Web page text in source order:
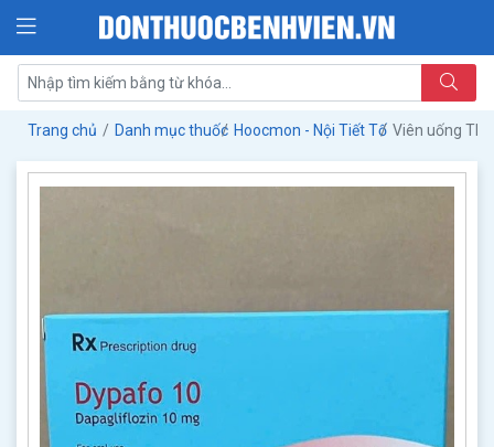
Trang chủ Danh mục thuốc Hoocmon - Nội Tiết Tố Viên uống